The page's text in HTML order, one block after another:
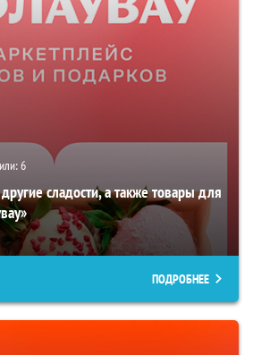
6
сладости, а также товары для
ПОДРОБНЕЕ